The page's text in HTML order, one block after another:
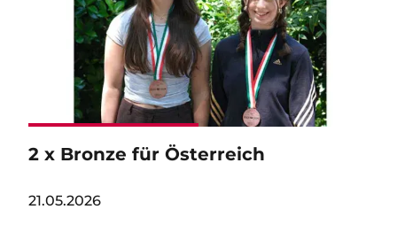
2 x Bronze für Österreich
21.05.2026